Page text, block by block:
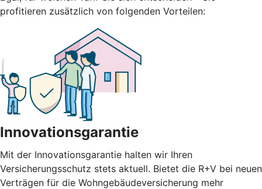
profitieren zusätzlich von folgenden Vorteilen:
Innovationsgarantie
Mit der Innovationsgarantie halten wir Ihren
Versicherungsschutz stets aktuell. Bietet die R+V bei neuen
Verträgen für die Wohngebäudeversicherung mehr